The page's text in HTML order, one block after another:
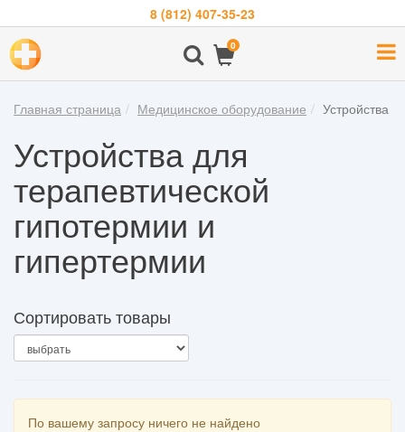
8 (812) 407-35-23
0
О
компании
Бренды
Покупателям
Новости
Акции
Контакты
Войти
Главная страница Медицинское оборудование Устройства
Устройства для
терапевтической
гипотермии и
гипертермии
Сортировать товары
По вашему запросу ничего не найдено